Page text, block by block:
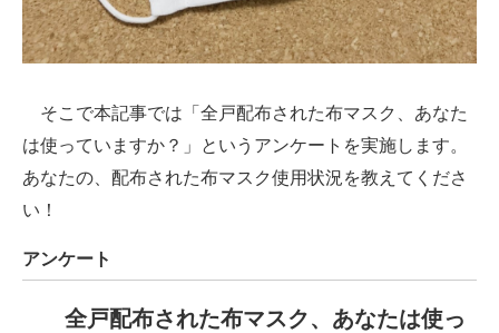
そこで本記事では「全戸配布された布マスク、あなた
は使っていますか？」というアンケートを実施します。
あなたの、配布された布マスク使用状況を教えてくださ
い！
アンケート
全戸配布された布マスク、あなたは使っ